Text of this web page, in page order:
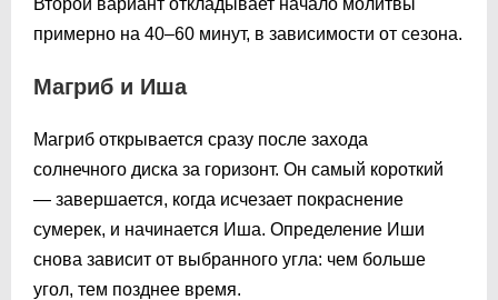
примерно на 40–60 минут, в зависимости от сезона.
Магриб и Иша
Магриб открывается сразу после захода
солнечного диска за горизонт. Он самый короткий
— завершается, когда исчезает покраснение
сумерек, и начинается Иша. Определение Иши
снова зависит от выбранного угла: чем больше
угол, тем позднее время.